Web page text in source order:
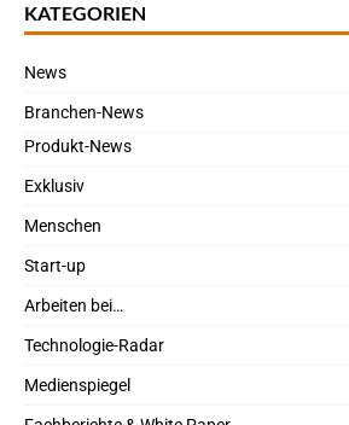
KATEGORIEN
News
Branchen-News
Produkt-News
Exklusiv
Menschen
Start-up
Arbeiten bei…
Technologie-Radar
Medienspiegel